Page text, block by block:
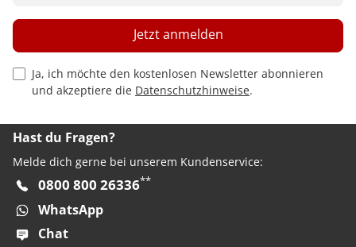
Privacy Policy Checkbox
Ja, ich möchte den kostenlosen Newsletter abonnieren
und akzeptiere die Datenschutzhinweise.
Jetzt anmelden
Hast du Fragen?
Melde dich gerne bei unserem Kundenservice:
0800 800 26336**
WhatsApp
Chat